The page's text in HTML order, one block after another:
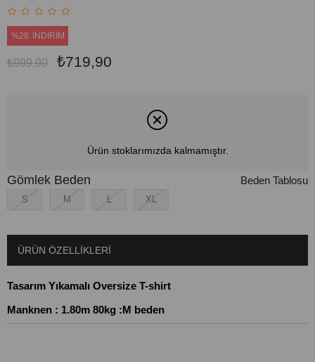
%28 İNDIRIM
₺999,90 ₺719,90
Ürün stoklarımızda kalmamıştır.
Gömlek Beden
S M L XL
Beden Tablosu
ÜRÜN ÖZELLIKLERI
Tasarım Yıkamalı Oversize T-shirt
Manknen : 1.80m 80kg :M beden